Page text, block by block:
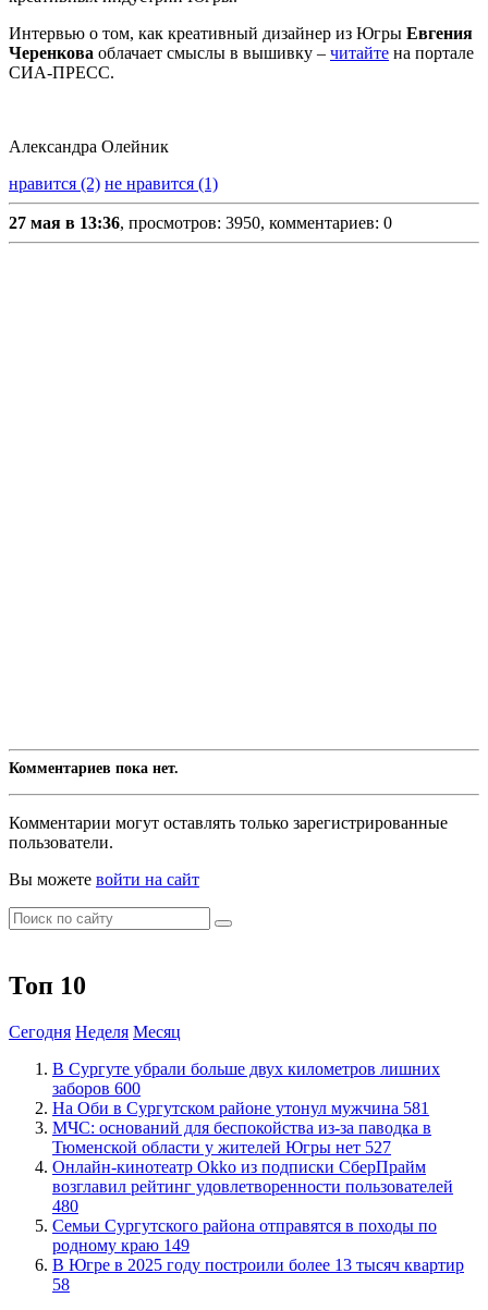
Интервью о том, как креативный дизайнер из Югры Евгения
Черенкова облачает смыслы в вышивку – читайте на портале
СИА-ПРЕСС.
Александра Олейник
нравится (2) не нравится (1)
27 мая в 13:36, просмотров: 3950, комментариев: 0
Комментариев пока нет.
Комментарии могут оставлять только зарегистрированные
пользователи.
Вы можете войти на сайт
Топ 10
Сегодня Неделя Месяц
​В Сургуте убрали больше двух километров лишних
заборов 600
​На Оби в Сургутском районе утонул мужчина 581
​МЧС: оснований для беспокойства из-за паводка в
Тюменской области у жителей Югры нет 527
​Онлайн-кинотеатр Okko из подписки СберПрайм
возглавил рейтинг удовлетворенности пользователей
480
​Семьи Сургутского района отправятся в походы по
родному краю 149
​В Югре в 2025 году построили более 13 тысяч квартир
58